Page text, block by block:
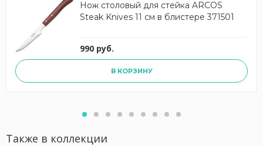
Нож столовый для стейка ARCOS
Steak Knives 11 см в блистере 371501
990 руб.
В КОРЗИНУ
Также в коллекции